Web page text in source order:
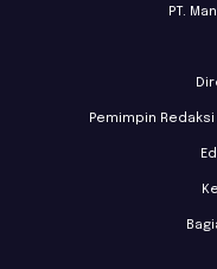
PT.
Pemimpin